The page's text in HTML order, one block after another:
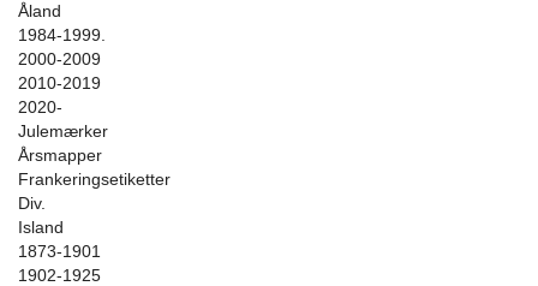
Åland
1984-1999.
2000-2009
2010-2019
2020-
Julemærker
Årsmapper
Frankeringsetiketter
Div.
Island
1873-1901
1902-1925